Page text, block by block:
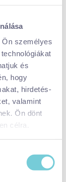
személyes
és
hogy
hirdetés-
valamint
Ön dönt
célra.
szerkesztői
Tag
nem áll
és
Tag Manager,